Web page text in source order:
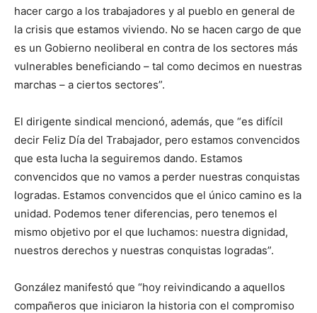
hacer cargo a los trabajadores y al pueblo en general de
la crisis que estamos viviendo. No se hacen cargo de que
es un Gobierno neoliberal en contra de los sectores más
vulnerables beneficiando – tal como decimos en nuestras
marchas – a ciertos sectores”.
El dirigente sindical mencionó, además, que “es difícil
decir Feliz Día del Trabajador, pero estamos convencidos
que esta lucha la seguiremos dando. Estamos
convencidos que no vamos a perder nuestras conquistas
logradas. Estamos convencidos que el único camino es la
unidad. Podemos tener diferencias, pero tenemos el
mismo objetivo por el que luchamos: nuestra dignidad,
nuestros derechos y nuestras conquistas logradas”.
González manifestó que “hoy reivindicando a aquellos
compañeros que iniciaron la historia con el compromiso